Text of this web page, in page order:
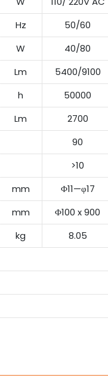
Hz
50/60
W
40/80
Lm
5400/9100
h
50000
Lm
2700
90
>10
mm
Φ11—φ17
mm
Φ100 x 900
kg
8.05